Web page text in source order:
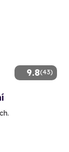
9.8(43)